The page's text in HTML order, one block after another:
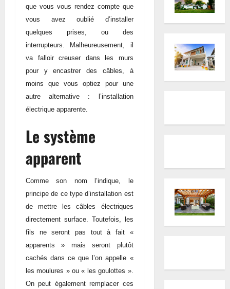
que vous vous rendez compte que
vous avez oublié d’installer
quelques prises, ou des
interrupteurs. Malheureusement, il
va falloir creuser dans les murs
pour y encastrer des câbles, à
moins que vous optiez pour une
autre alternative : l’installation
électrique apparente.
Le système
apparent
Comme son nom l’indique, le
principe de ce type d’installation est
de mettre les câbles électriques
directement surface. Toutefois, les
fils ne seront pas tout à fait «
apparents » mais seront plutôt
cachés dans ce que l’on appelle «
les moulures » ou « les goulottes ».
On peut également remplacer ces